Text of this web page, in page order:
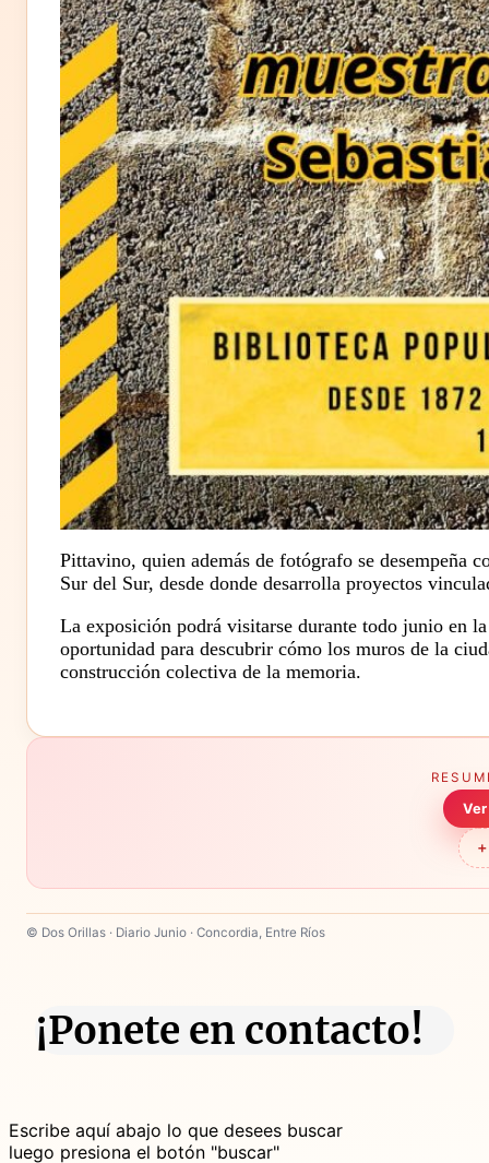
Pittavino, quien además de fotógrafo se
Sur del Sur, desde donde desarrolla proyectos
La exposición podrá visitarse durante todo junio en
oportunidad para descubrir cómo los muros de la
construcción colectiva de la memoria.
© Dos Orillas · Diario Junio · Concordia, Entre Ríos
¡Ponete en contacto!
Escribe aquí abajo lo que desees buscar
luego presiona el botón "buscar"